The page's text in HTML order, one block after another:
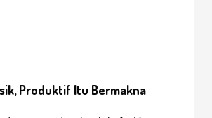
Produktif Itu Bermakna